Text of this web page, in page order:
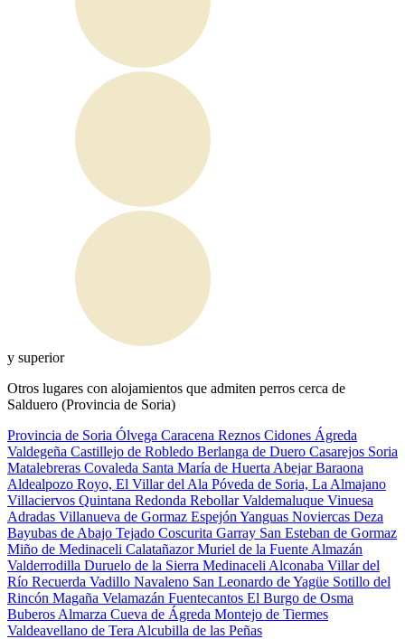
y superior
Otros lugares con alojamientos que admiten perros cerca de
Salduero (Provincia de Soria)
Provincia de Soria Ólvega Caracena Reznos Cidones Ágreda
Valdegeña Castillejo de Robledo Berlanga de Duero Casarejos Soria
Matalebreras Covaleda Santa María de Huerta AbejarBaraona
Aldealpozo Royo, El Villar del Ala Póveda de Soria, La Almajano
Villaciervos Quintana Redonda RebollarValdemaluque Vinuesa
Adradas Villanueva de Gormaz Espejón Yanguas Noviercas Deza
Bayubas de Abajo Tejado Coscurita Garray San Esteban de Gormaz
Miño de Medinaceli CalatañazorMuriel de la Fuente Almazán
Valderrodilla Duruelo de la Sierra Medinaceli Alconaba Villar del
Río Recuerda Vadillo Navaleno San Leonardo de Yagüe Sotillo del
Rincón Magaña Velamazán Fuentecantos El Burgo de Osma
Buberos Almarza Cueva de Ágreda Montejo de Tiermes
Valdeavellano de Tera Alcubilla de las Peñas